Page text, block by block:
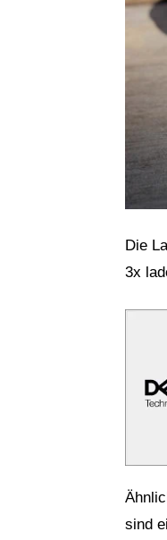
Die
3x
sind